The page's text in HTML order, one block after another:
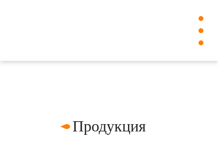
Продукция